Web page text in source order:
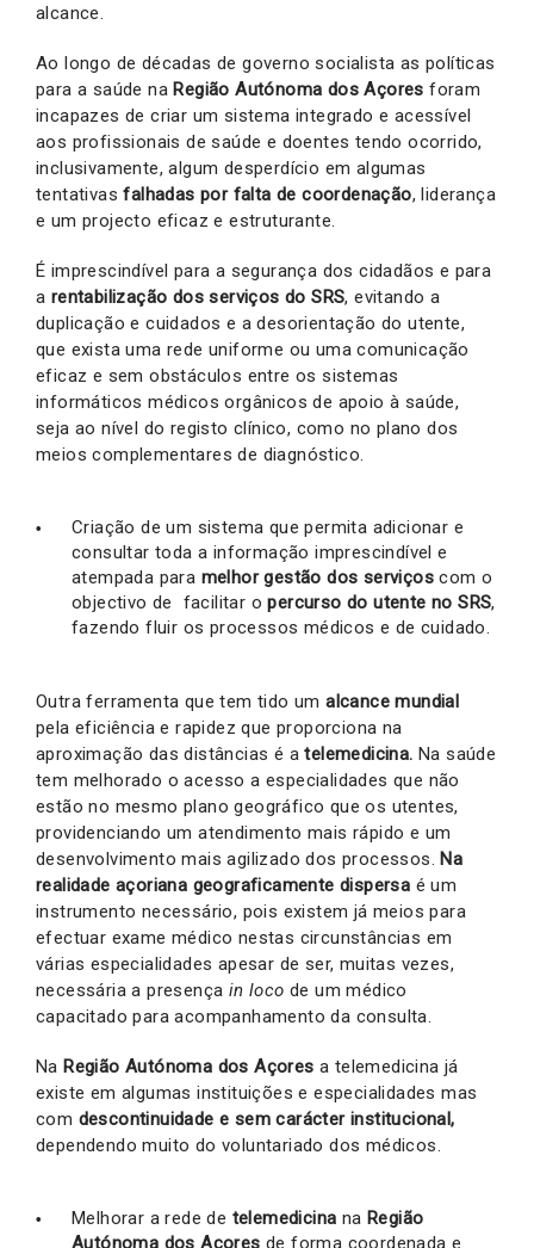
alcance.
Ao longo de décadas de governo socialista as políticas
para a saúde na Região Autónoma dos Açores foram
incapazes de criar um sistema integrado e acessível
aos profissionais de saúde e doentes tendo ocorrido,
inclusivamente, algum desperdício em algumas
tentativasfalhadas por falta de coordenação, liderança
e um projecto eficaz e estruturante.
É imprescindível para a segurança dos cidadãos e para
a rentabilização dos serviços do SRS, evitando a
duplicação e cuidados e a desorientação do utente,
que exista uma rede uniforme ou uma comunicação
eficaz e sem obstáculos entre os sistemas
informáticos médicos orgânicos de apoio à saúde,
seja ao nível do registo clínico, como no plano dos
meios complementares de diagnóstico.
Criação de um sistema que permita adicionar e
consultar toda a informação imprescindível e
atempada para melhor gestão dos serviços com o
objectivo de facilitar opercurso do utente no SRS,
fazendo fluir os processos médicos e de cuidado.
Outra ferramenta que tem tido umalcance mundial
pela eficiência e rapidez que proporciona na
aproximação das distâncias é atelemedicina.Na saúde
tem melhorado o acesso a especialidades que não
estão no mesmo plano geográfico que os utentes,
providenciando um atendimento mais rápido e um
desenvolvimento mais agilizado dos processos. Na
realidade açoriana geograficamente dispersa é um
instrumento necessário, pois existem já meios para
efectuar exame médico nestas circunstâncias em
várias especialidades apesar de ser, muitas vezes,
necessária a presença in loco de um médico
capacitado para acompanhamento da consulta.
Na Região Autónoma dos Açores a telemedicina já
existe em algumas instituições e especialidades mas
com descontinuidade e sem carácter institucional,
dependendo muito do voluntariado dos médicos.
Melhorar a rede de telemedicina na Região
Autónoma dos Açores de forma coordenada e